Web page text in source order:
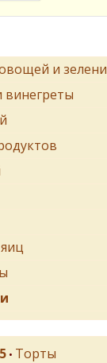
и зелени
винегреты
• Торты